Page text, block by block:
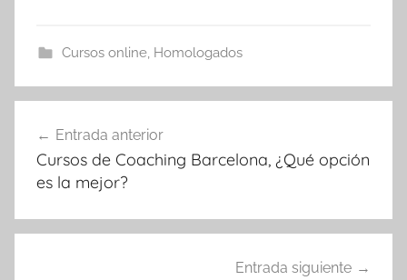
Cursos online, Homologados
de
entradas
Entrada anterior
Cursos de Coaching Barcelona, ¿Qué opción
es la mejor?
Entrada siguiente